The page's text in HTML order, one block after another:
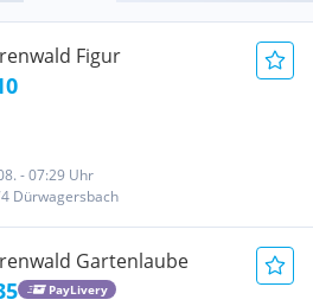
Figur
- 07:29 Uhr
Dürwagersbach
Gartenlaube
PayLivery